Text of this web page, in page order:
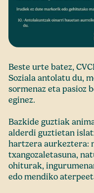
Beste urte batez,
Soziala antolatu du,
sormenaz eta pasioz
eginez.
Bazkide guztiak
alderdi guztietan
hartzera aurkeztera:
txangozaletasuna,
ohiturak,
edo mendiko